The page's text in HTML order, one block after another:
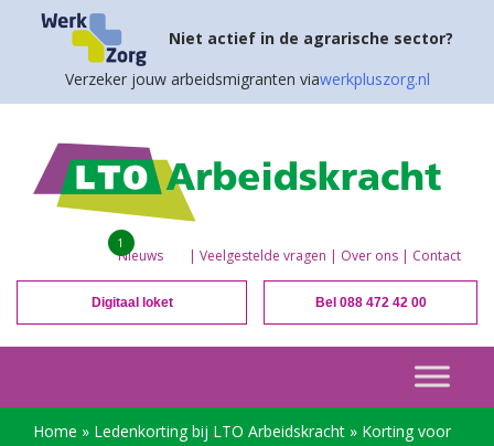
Niet actief in de agrarische sector?
Verzeker jouw arbeidsmigranten viawerkpluszorg.nl
Nieuws
1
| Veelgestelde vragen | Over ons | Contact
Digitaal loket Bel 088 472 42 00
Home » Ledenkorting bij LTO Arbeidskracht » Korting voor